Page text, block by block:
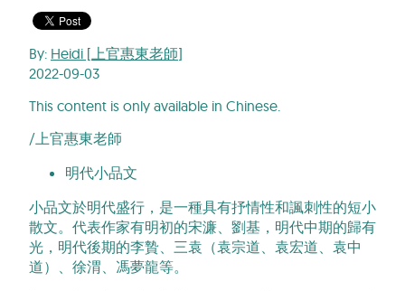
By: Heidi [上官惠東老師]
2022-09-03
This content is only available in Chinese.
/上官惠東老師
明代小品文
小品文於明代盛行，是一種具有抒情性和諷刺性的短小
散文。代表作家有明初的宋濂、劉基，明代中期的歸有
光，明代後期的李贄、三袁（袁宗道、袁宏道、袁中
道）、徐渭、馮夢龍等。